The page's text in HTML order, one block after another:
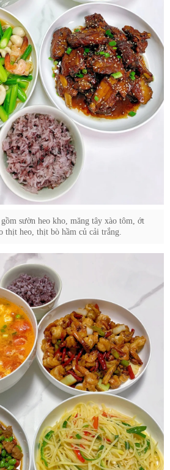
sườn heo kho, măng tây xào tôm, ớt
thịt heo, thịt bò hầm củ cải trắng.